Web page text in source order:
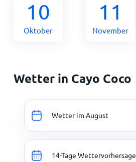
10
Oktober
11
November
Wetter in Cayo Coco
Wetter im August
14-Tage Wettervorhersage